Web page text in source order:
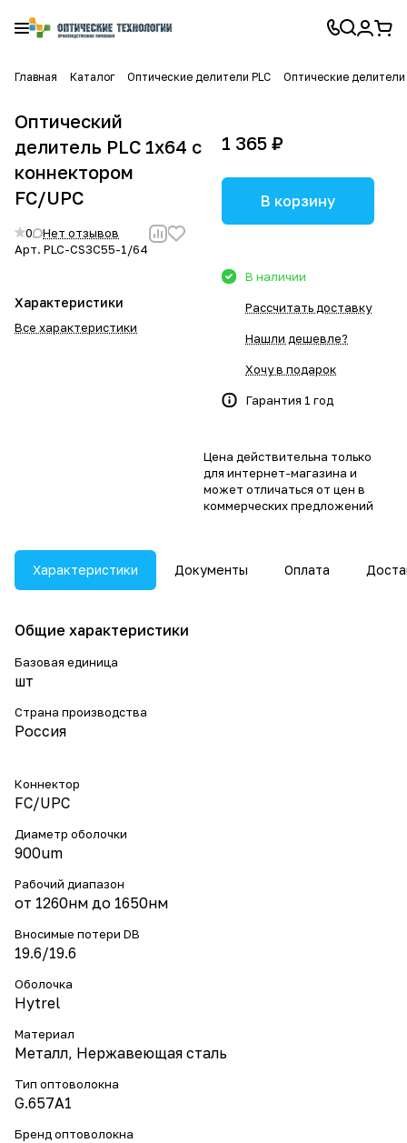
Главная Каталог Оптические делители PLC Оптические делители
Оптический
делитель PLC 1x64 с
коннектором
FC/UPC
0
Нет отзывов
Арт. PLC-CS3C55-1/64
Характеристики
Все характеристики
1 365 ₽
В корзину
В наличии
Рассчитать доставку
Нашли дешевле?
Хочу в подарок
Гарантия 1 год
Цена действительна только
для интернет-магазина и
может отличаться от цен в
коммерческих предложений
Характеристики Документы Оплата
Общие характеристики
Базовая единица
шт
Страна производства
Россия
Коннектор
FC/UPC
Диаметр оболочки
900um
Рабочий диапазон
от 1260нм до 1650нм
Вносимые потери DB
19.6/19.6
Оболочка
Hytrel
Материал
Металл, Нержавеющая сталь
Тип оптоволокна
G.657A1
Бренд оптоволокна